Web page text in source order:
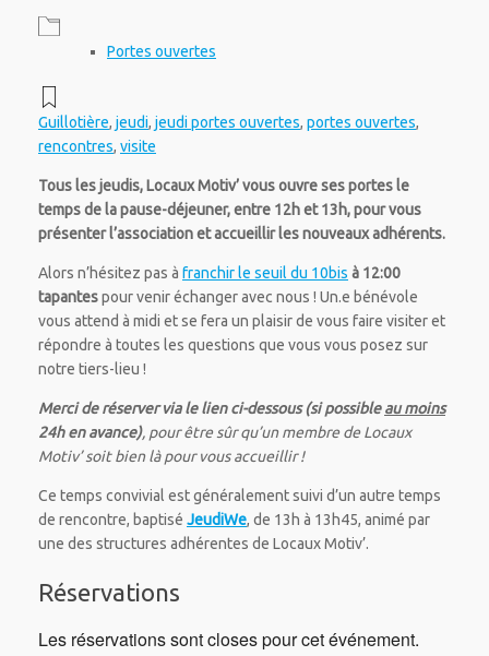
Portes ouvertes
Guillotière, jeudi, jeudi portes ouvertes, portes ouvertes,
rencontres, visite
Tous les jeudis, Locaux Motiv’ vous ouvre ses portes le
temps de la pause-déjeuner, entre 12h et 13h, pour vous
présenter l’association et accueillir les nouveaux adhérents.
Alors n’hésitez pas à franchir le seuil du 10bis à 12:00
tapantespour venir échanger avec nous ! Un.e bénévole
vous attend à midi et se fera un plaisir de vous faire visiter et
répondre à toutes les questions que vous vous posez sur
notre tiers-lieu !
Merci de réserver via le lien ci-dessous (si possibleau moins
24h en avance), pour être sûr qu’un membre de Locaux
Motiv’ soit bien là pour vous accueillir !
Ce temps convivial est généralement suivi d’un autre temps
de rencontre, baptisé JeudiWe, de 13h à 13h45, animé par
une des structures adhérentes de Locaux Motiv’.
Réservations
Les réservations sont closes pour cet événement.